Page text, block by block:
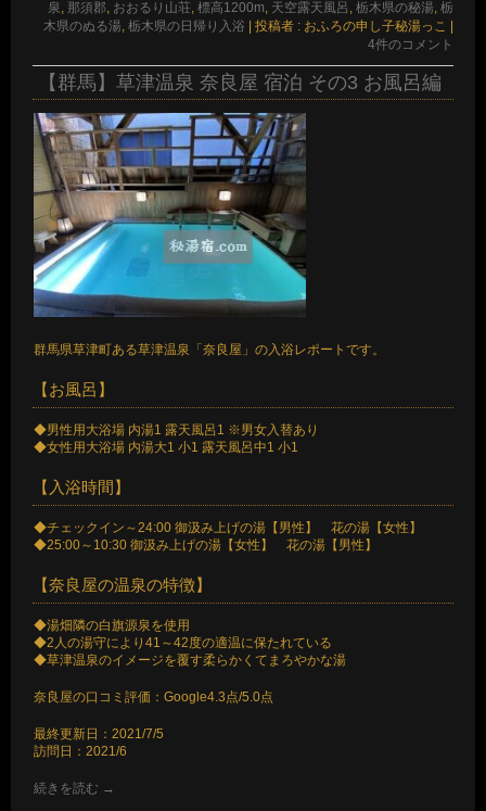
泉 那須郡 おおるり山荘 標高1200m 天空露天風呂 栃木県の秘湯 栃
木県のぬる湯 栃木県の日帰り入浴 | 投稿者 : おふろの申し子秘湯っこ |
4件のコメント
【群馬】草津温泉 奈良屋 宿泊 その3 お風呂編
群馬県草津町ある草津温泉「奈良屋」の入浴レポートです。
【お風呂】
◆男性用大浴場 内湯1 露天風呂1 ※男女入替あり
◆女性用大浴場 内湯大1 小1 露天風呂中1 小1
【入浴時間】
◆チェックイン～24:00 御汲み上げの湯【男性】 花の湯【女性】
◆25:00～10:30 御汲み上げの湯【女性】 花の湯【男性】
【奈良屋の温泉の特徴】
◆湯畑隣の白旗源泉を使用
◆2人の湯守により41～42度の適温に保たれている
◆草津温泉のイメージを覆す柔らかくてまろやかな湯
奈良屋の口コミ評価：Google4.3点/5.0点
最終更新日：2021/7/5
訪問日：2021/6
続きを読む →